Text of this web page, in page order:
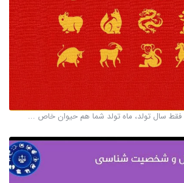
فقط سال تولد، ماه تولد شما هم حیوان خاص ...